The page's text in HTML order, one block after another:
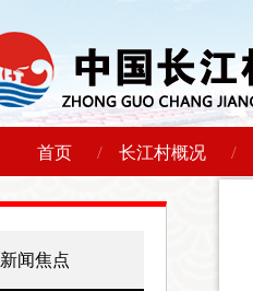
首页 / 长江村概况 /
新闻焦点